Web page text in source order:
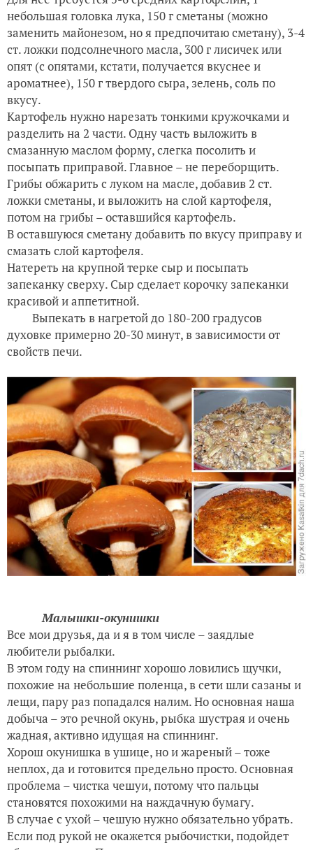
небольшая головка лука, 150 г сметаны (можно
заменить майонезом, но я предпочитаю сметану), 3-4
ст. ложки подсолнечного масла, 300 г лисичек или
опят (с опятами, кстати, получается вкуснее и
ароматнее), 150 г твердого сыра, зелень, соль по
вкусу.
Картофель нужно нарезать тонкими кружочками и
разделить на 2 части. Одну часть выложить в
смазанную маслом форму, слегка посолить и
посыпать приправой. Главное – не переборщить.
Грибы обжарить с луком на масле, добавив 2 ст.
ложки сметаны, и выложить на слой картофеля,
потом на грибы – оставшийся картофель.
В оставшуюся сметану добавить по вкусу приправу и
смазать слой картофеля.
Натереть на крупной терке сыр и посыпать
запеканку сверху. Сыр сделает корочку запеканки
красивой и аппетитной.
Выпекать в нагретой до 180-200 градусов
духовке примерно 20-30 минут, в зависимости от
свойств печи.
Малышки-окунишки
Все мои друзья, да и я в том числе – заядлые
любители рыбалки.
В этом году на спиннинг хорошо ловились щучки,
похожие на небольшие поленца, в сети шли сазаны и
лещи, пару раз попадался налим. Но основная наша
добыча – это речной окунь, рыбка шустрая и очень
жадная, активно идущая на спиннинг.
Хорош окунишка в ушице, но и жареный – тоже
неплох, да и готовится предельно просто. Основная
проблема – чистка чешуи, потому что пальцы
становятся похожими на наждачную бумагу.
В случае с ухой – чешую нужно обязательно убрать.
Если под рукой не окажется рыбочистки, подойдет